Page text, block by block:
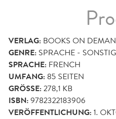
VERLAG: BOOKS ON
GENRE: SPRACHE -
SPRACHE: FRENCH
UMFANG: 85 SEITEN
GRÖSSE: 278,1 KB
ISBN:9782322183906
VERÖFFENTLICHUNG:1.